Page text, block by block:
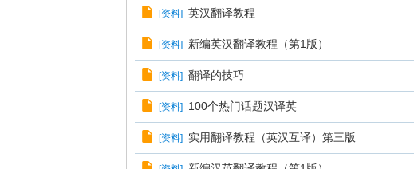
[资料] 英汉翻译教程
[资料] 新编英汉翻译教程（第1版）
[资料] 翻译的技巧
[资料] 100个热门话题汉译英
[资料] 实用翻译教程（英汉互译）第三版